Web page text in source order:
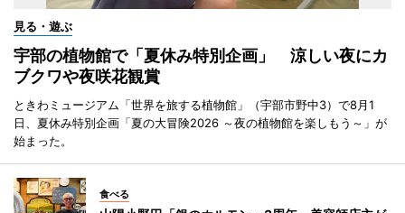
見る・遊ぶ
宇部の植物館で「夏休み特別企画」 涼しい夜にカ
ブクワや夜咲花観賞
ときわミュージアム「世界を旅する植物館」（宇部市野中3）で8月1
日、夏休み特別企画「夏の大冒険2026 ～夜の植物館を楽しもう～」が
始まった。
食べる